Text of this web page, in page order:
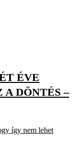
ÉVE
DÖNTÉS –
így nem lehet